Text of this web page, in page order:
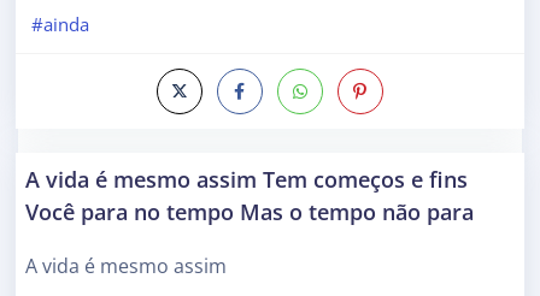
#ainda
A vida é mesmo assim Tem começos e fins
Você para no tempo Mas o tempo não para
A vida é mesmo assim